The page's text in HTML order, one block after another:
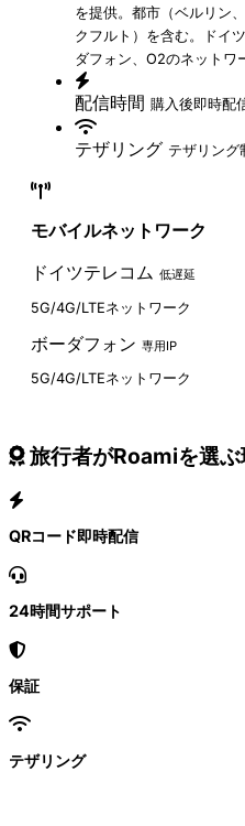
を提供。都市（ベルリン
クフルト）を含む。ドイ
ダフォン、O2のネットワ
配信時間 購入後即時配
テザリング テザリング
モバイルネットワーク
ドイツテレコム 低遅延
5G/4G/LTEネットワーク
ボーダフォン 専用IP
5G/4G/LTEネットワーク
旅行者がRoamiを選ぶ
QRコード即時配信
24時間サポート
保証
テザリング